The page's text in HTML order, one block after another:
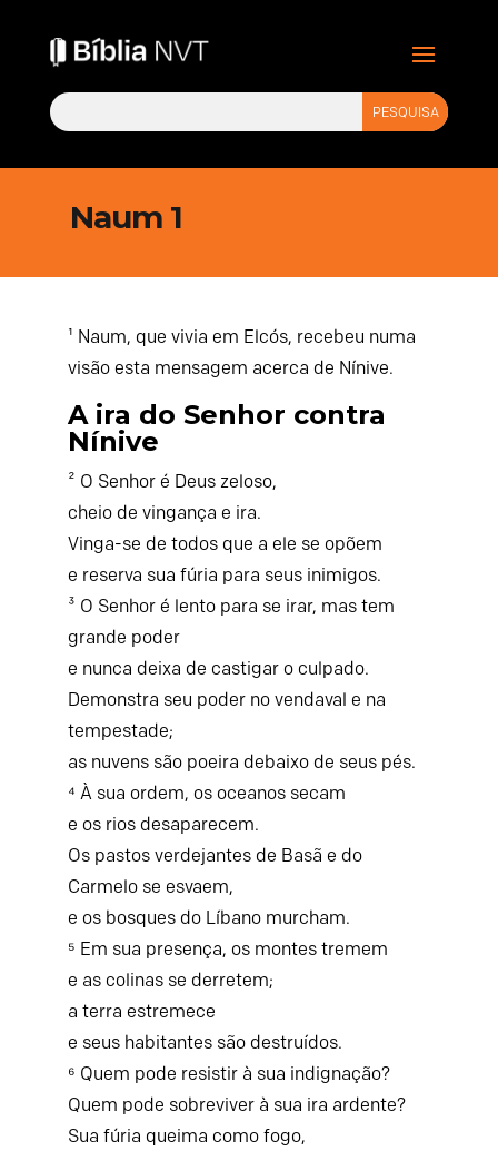
Naum 1
¹ Naum, que vivia em Elcós, recebeu numa
visão esta mensagem acerca de Nínive.
A ira do Senhor contra
Nínive
² O Senhor é Deus zeloso,
cheio de vingança e ira.
Vinga-se de todos que a ele se opõem
e reserva sua fúria para seus inimigos.
³ O Senhor é lento para se irar, mas tem
grande poder
e nunca deixa de castigar o culpado.
Demonstra seu poder no vendaval e na
tempestade;
as nuvens são poeira debaixo de seus pés.
⁴ À sua ordem, os oceanos secam
e os rios desaparecem.
Os pastos verdejantes de Basã e do
Carmelo se esvaem,
e os bosques do Líbano murcham.
⁵ Em sua presença, os montes tremem
e as colinas se derretem;
a terra estremece
e seus habitantes são destruídos.
⁶ Quem pode resistir à sua indignação?
Quem pode sobreviver à sua ira ardente?
Sua fúria queima como fogo,